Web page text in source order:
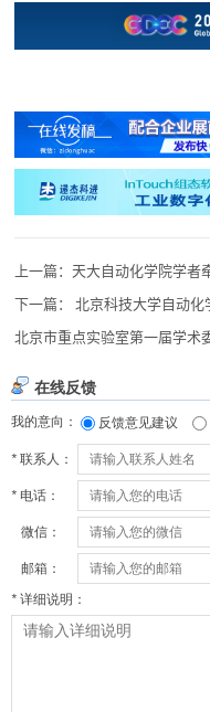
上一篇：天大自动化学院学者
下一篇：
北京科技大学自动化
北京市重点实验室第一届学术